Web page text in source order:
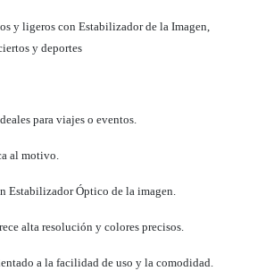
y ligeros con Estabilizador de la Imagen,
y deportes
para viajes o eventos.
al motivo.
Estabilizador Óptico de la imagen.
alta resolución y colores precisos.
a la facilidad de uso y la comodidad.